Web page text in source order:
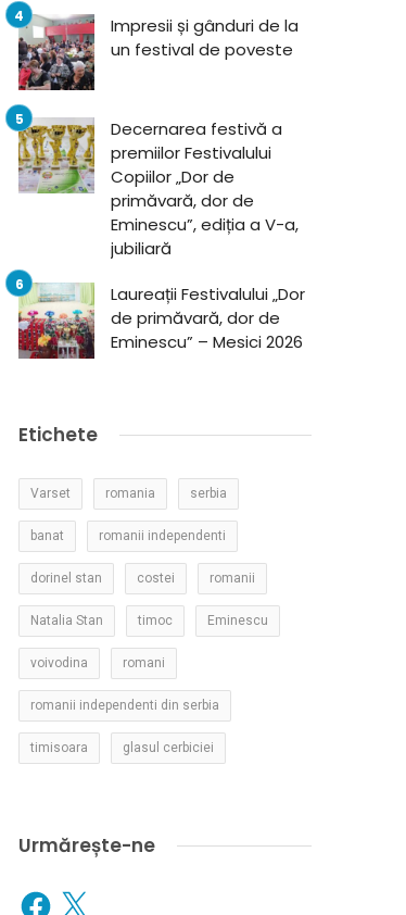
Impresii și gânduri de la
un festival de poveste
Decernarea festivă a
premiilor Festivalului
Copiilor „Dor de
primăvară, dor de
Eminescu”, ediția a V-a,
jubiliară
Laureații Festivalului „Dor
de primăvară, dor de
Eminescu” – Mesici 2026
Etichete
Varset romania serbia
banat romanii independenti
dorinel stan costei romanii
Natalia Stan timoc Eminescu
voivodina romani
romanii independenti din serbia
timisoara glasul cerbiciei
Urmărește-ne
Facebook
X